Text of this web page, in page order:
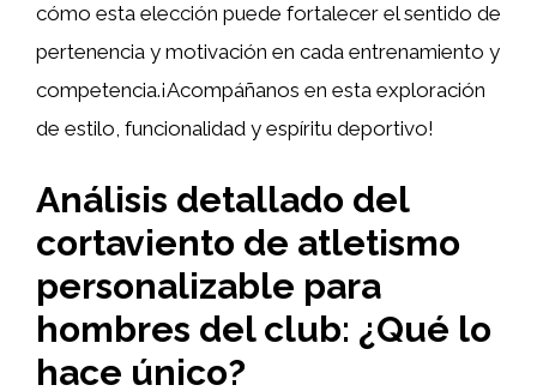
cómo esta elección puede fortalecer el sentido de
pertenencia y motivación en cada entrenamiento y
competencia.¡Acompáñanos en esta exploración
de estilo, funcionalidad y espíritu deportivo!
Análisis detallado del
cortaviento de atletismo
personalizable para
hombres del club: ¿Qué lo
hace único?